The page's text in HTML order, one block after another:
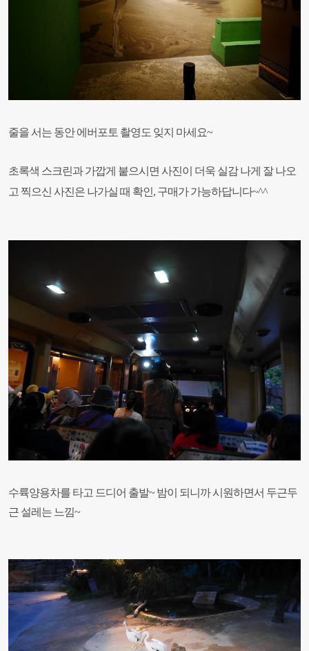
줄을 서는 동안 에버포토 촬영도 잊지 마세요~
초록색 스크린과 가깝게 붙으시면 사진이 더욱 실감 나게 잘 나오
고 찍으신 사진은 나가실 때 확인, 구매가 가능하답니다~^^
수륙양용차를 타고 드디어 출발~ 밤이 되니까 시원하면서 두근두
근 설레는 느낌~